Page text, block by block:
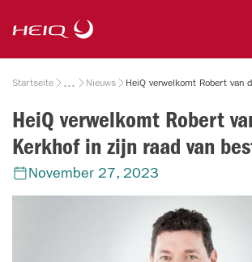
main
content
Breadcrumb
Startseite Nieuws
HeiQ verwelkomt Robert
Kerkhof in zijn raad van
November 27, 2023